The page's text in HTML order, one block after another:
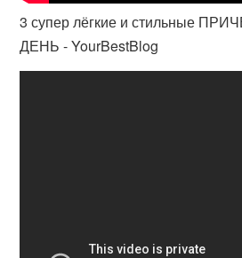
3 супер лёгкие и стильные
ДЕНЬ - YourBestBlog